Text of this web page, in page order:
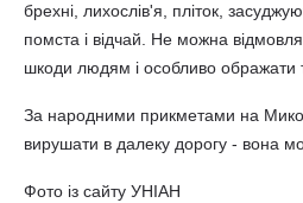
брехні, лихослів'я, пліток,
помста і відчай. Не можна
шкоди людям і особливо ображати
За народними прикметами на
вирушати в далеку дорогу - вона
Фото із сайту УНІАН